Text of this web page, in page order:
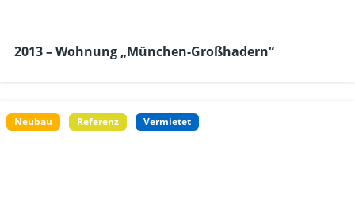
2013 – Wohnung „München-Großhadern“
Neubau Referenz Vermietet